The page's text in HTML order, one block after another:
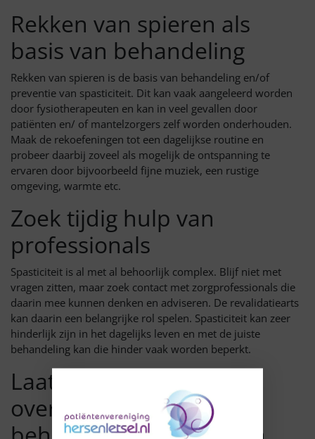
Rekken van spieren als
basis van behandeling
Rekken van spieren is de basis van behandeling en/of
preventie van spasticiteit. Dit kan vaak aangeleerd worden
door fysiotherapeuten en kan in veel gevallen door
patiënten en/ of mantelzorgers zelf worden onderhouden.
Maak de rekoefeningen tot een dagelijkse routine en
probeer daarbij zoveel als mogelijk de ontspanning te
ervaren door bijvoorbeeld fijne muziek, een rustige
omgeving, warmte etc.
Zoek tijdig hulp van
professionals
Spasticiteit is al met al behoorlijk complex. Blijf niet met
vragen zitten, maar zoek contact met zorgprofessionals die
daarin mee kunnen denken en adviseren. De revalidatiearts
kan daarin een belangrijke rol spelen. Spasticiteit kan zeer
hinderlijk zijn in het dagelijks leven en met de juiste
behandeling kan die hinder vaak worden beperkt.
Laat je goed informeren
over